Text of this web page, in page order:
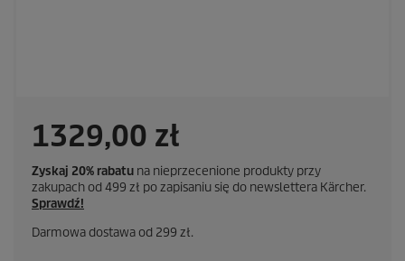
1329,00 zł
Zyskaj 20% rabatu na nieprzecenione produkty przy
zakupach od 499 zł po zapisaniu się do newslettera Kärcher.
Sprawdź!
Darmowa dostawa od 299 zł.